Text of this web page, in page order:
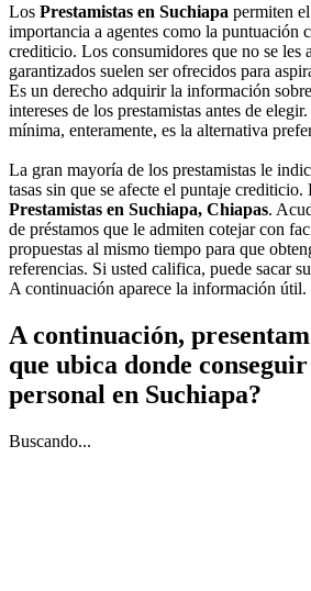
Los Prestamistas en Suchiapa permiten
importancia a agentes como la puntuación
crediticio. Los consumidores que no se les
garantizados suelen ser ofrecidos para
Es un derecho adquirir la información
intereses de los prestamistas antes de
mínima, enteramente, es la alternativa
La gran mayoría de los prestamistas le
tasas sin que se afecte el puntaje crediticio.
Prestamistas en Suchiapa, Chiapas.
de préstamos que le admiten cotejar con
propuestas al mismo tiempo para que
referencias. Si usted califica, puede sacar
A continuación aparece la información útil.
A continuación,
que ubica donde
personal en Suchiapa?
Buscando...